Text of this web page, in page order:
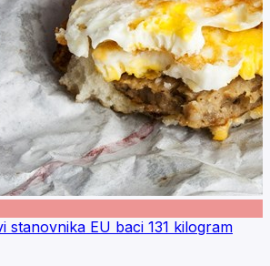
stanovnika EU baci 131 kilogram